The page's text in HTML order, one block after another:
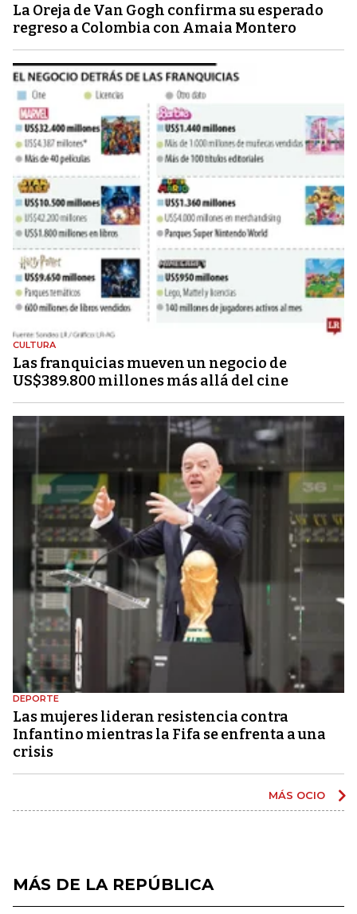
La Oreja de Van Gogh confirma su esperado
regreso a Colombia con Amaia Montero
CULTURA
Las franquicias mueven un negocio de
US$389.800 millones más allá del cine
DEPORTE
Las mujeres lideran resistencia contra
Infantino mientras la Fifa se enfrenta a una
crisis
MÁS OCIO
MÁS DE LA REPÚBLICA